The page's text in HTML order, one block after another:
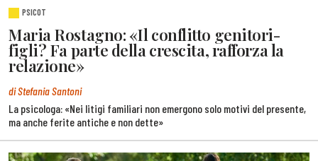
PSICOT
Maria Rostagno: «Il conflitto genitori-
figli? Fa parte della crescita, rafforza la
relazione»
di Stefania Santoni
La psicologa: «Nei litigi familiari non emergono solo motivi del presente,
ma anche ferite antiche e non dette»